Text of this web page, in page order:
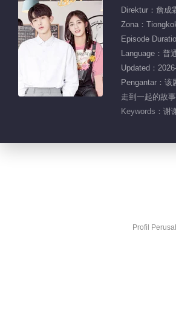
Direktur：詹成
Zona：
Episode
Language：普
Updated：
Pengantar：
走到一起的故事
Keywords： 谢
Profil